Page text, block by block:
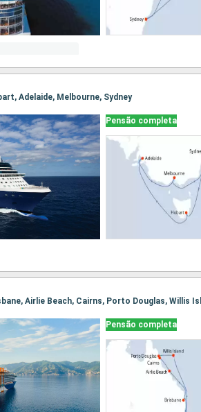
Adelaide, Melbourne, Sydney
Pensão completa
Airlie Beach, Cairns, Porto Douglas, Willis
Pensão completa